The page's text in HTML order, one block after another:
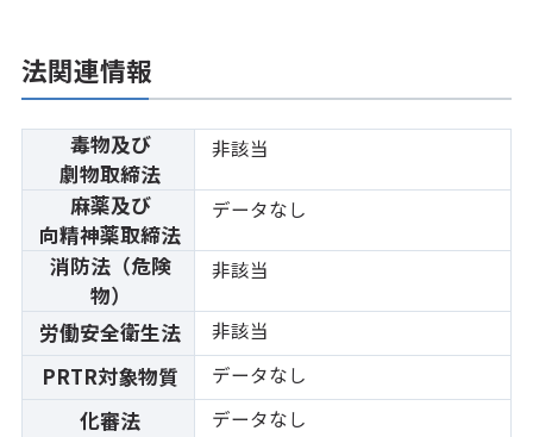
法関連情報
毒物及び
劇物取締法
非該当
麻薬及び
向精神薬取締法
データなし
消防法（危険
物）
非該当
労働安全衛生法 非該当
PRTR対象物質 データなし
化審法 データなし